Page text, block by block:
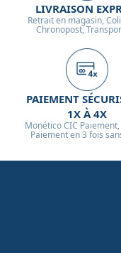
LIVRAISON
Retrait en magasin,
Chronopost,
PAIEMENT
1X À 4X
Monético CIC
Paiement en 3 fois